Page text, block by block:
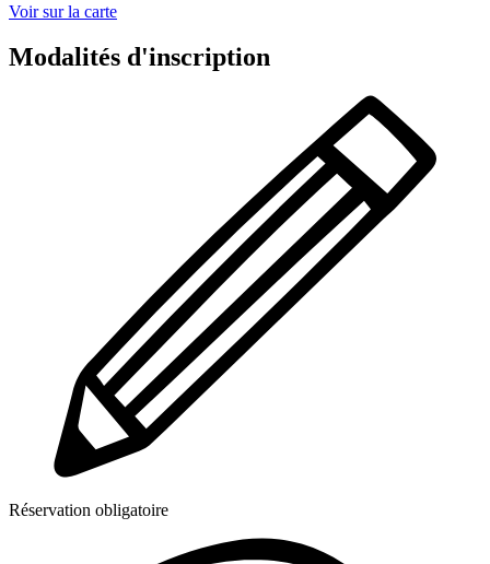
Voir sur la carte
Modalités d'inscription
Réservation obligatoire